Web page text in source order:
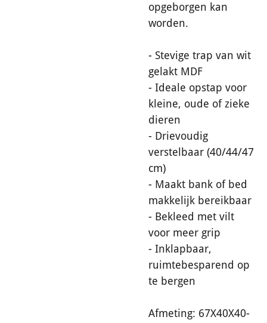
opgeborgen kan
worden.
- Stevige trap van wit
gelakt MDF
- Ideale opstap voor
kleine, oude of zieke
dieren
- Drievoudig
verstelbaar (40/44/47
cm)
- Maakt bank of bed
makkelijk bereikbaar
- Bekleed met vilt
voor meer grip
- Inklapbaar,
ruimtebesparend op
te bergen
Afmeting: 67X40X40-